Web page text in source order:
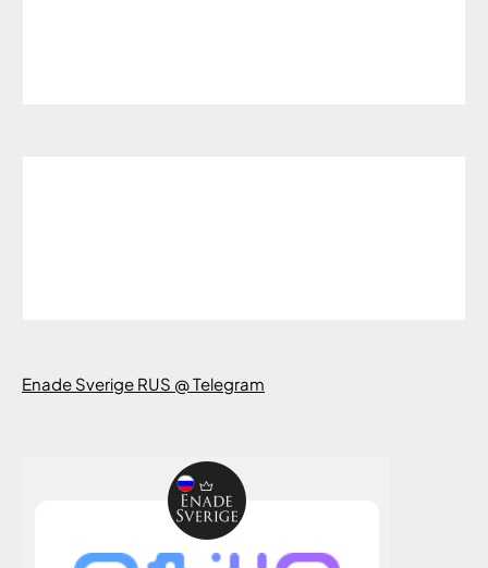
Enade Sverige RUS @ Telegram